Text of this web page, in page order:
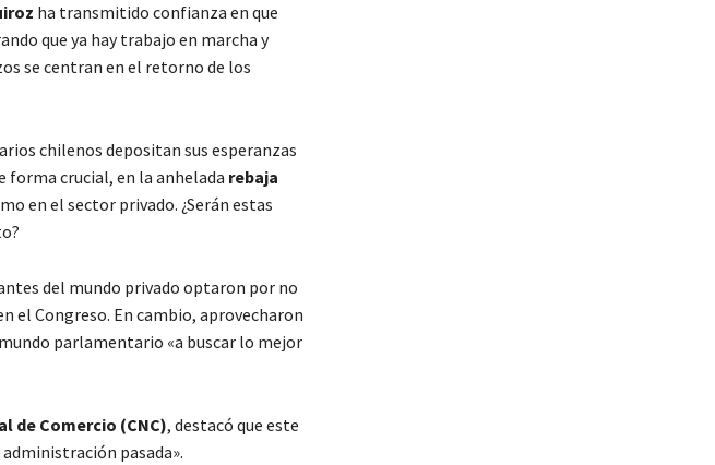
ha transmitido confianza en que
que ya hay trabajo en marcha y
se centran en el retorno de los
chilenos depositan sus esperanzas
forma crucial, en la anhelada rebaja
en el sector privado. ¿Serán estas
del mundo privado optaron por no
el Congreso. En cambio, aprovecharon
parlamentario «a buscar lo mejor
de Comercio (CNC), destacó que este
pasada».